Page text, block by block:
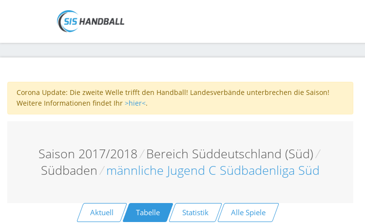
Corona Update: Die zweite Welle trifft den Handball! Landesverbände unterbrechen die Saison!
Weitere Informationen findet Ihr >hier<.
Saison 2017/2018/ Bereich Süddeutschland (Süd)/
Südbaden / männliche Jugend C Südbadenliga Süd
Aktuell Tabelle Statistik Alle Spiele